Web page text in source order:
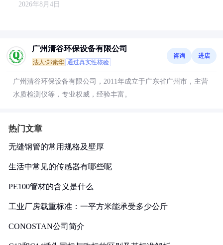
2026年8月4日
广州清谷环保设备有限公司
法人:郑素华 通过真实性核验
咨询 进店
广州清谷环保设备有限公司，2011年成立于广东省广州市，主营
水质检测仪等，专业权威，经验丰富。
热门文章
无缝钢管的常用规格及壁厚
生活中常见的传感器有哪些呢
PE100管材的含义是什么
工业厂房载重标准：一平方米能承受多少公斤
CONOSTAN公司简介